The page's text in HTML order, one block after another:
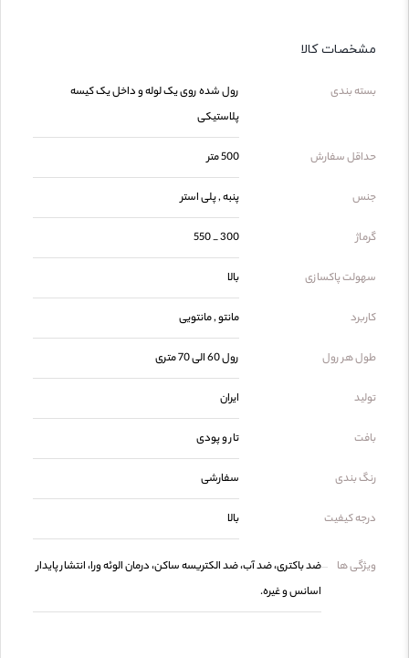
مشخصات کالا
بسته بندی
رول شده روی یک لوله و داخل یک کیسه
پلاستیکی
حداقل سفارش 500 متر
جنس پنبه , پلی استر
گرماژ 300 _ 550
سهولت پاکسازی بالا
کاربرد مانتو , مانتویی
طول هر رول رول 60 الی 70 متری
تولید ایران
بافت تار و پودی
رنگ بندی سفارشی
درجه کیفیت بالا
ویژگی ها
ضد باکتری، ضد آب، ضد الکتریسه ساکن، درمان الوئه ورا، انتشار پایدار
اسانس و غیره.